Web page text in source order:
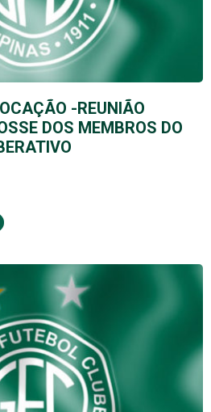
-REUNIÃO
DOS MEMBROS DO